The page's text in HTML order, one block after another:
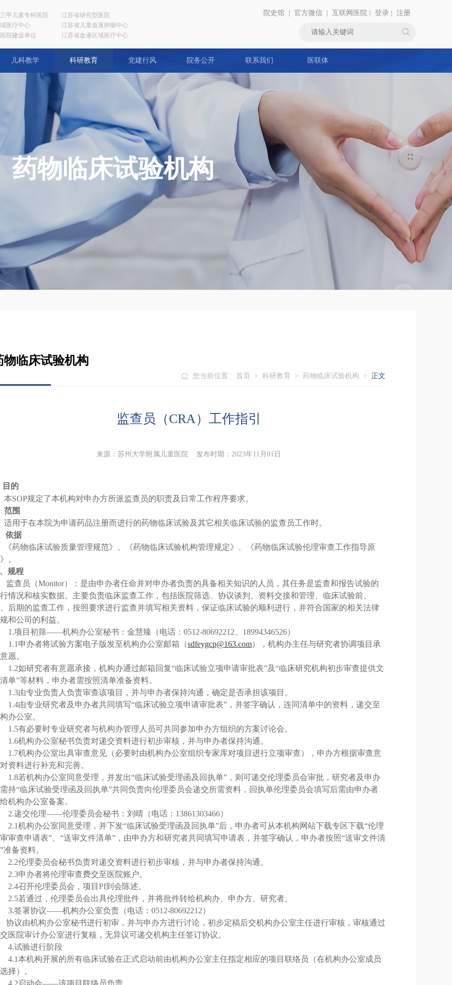
甲儿童专科医院
医疗中心
院建设单位
江苏省研究型医院
江苏省儿童血液肿瘤中心
江苏省血液区域医疗中心
院史馆 官方微信 互联网医院 登录 注册
儿科教学 科研教育 党建行风 院务公开 联系我们 医联体
药物临床试验机构
物临床试验机构
您当前位置 : 首页 > 科研教育 > 药物临床试验机构 > 正文
监查员（CRA）工作指引
来源：苏州大学附属儿童医院 发布时期：2023年11月01日
目的
本SOP规定了本机构对申办方所派监查员的职责及日常工作程序要求。
范围
适用于在本院为申请药品注册而进行的药物临床试验及其它相关临床试验的监查员工作时。
依据
《药物临床试验质量管理规范》、《药物临床试验机构管理规定》、《药物临床试验伦理审查工作指导原
。
规程
监查员（Monitor）：是由申办者任命并对申办者负责的具备相关知识的人员，其任务是监查和报告试验的
情况和核实数据。主要负责临床监查工作，包括医院筛选、协议谈判、资料交接和管理、临床试验前、
后期的监查工作，按照要求进行监查并填写相关资料，保证临床试验的顺利进行，并符合国家的相关法律
和公司的利益。
1.项目初筛——机构办公室秘书：金慧臻（电话： 0512-80692212 18994346526）
1.1 申办者将试验方案电子版发至机构办公室邮箱（sdfeygcp@163.com）， 机构办主任与研究者协调项目承
愿。
1.2如研究者有意愿承接，机构办通过邮箱回复“临床试验立项申请审批表”及“临床研究机构初步审查提供文
单”等材料，申办者需按照清单准备资料。
1.3由专业负责人负责审查该项目，并与申办者保持沟通，确定是否承担该项目。
1.4由专业研究者及申办者共同填写“临床试验立项申请审批表”，并签字确认，连同清单中的资料，递交至
办公室。
1.5有必要时专业研究者与机构办管理人员可共同参加申办方组织的方案讨论会。
1.6机构办公室秘书负责对递交资料进行初步审核，并与申办者保持沟通。
1.7机构办公室出具审查意见（必要时由机构办公室组织专家库对项目进行立项审查），申办方根据审查意
资料进行补充和完善。
1.8若机构办公室同意受理，并发出“临床试验受理函及回执单”，则可递交伦理委员会审批，研究者及申办
持“临床试验受理函及回执单”共同负责向伦理委员会递交所需资料，回执单伦理委员会填写后需由申办者
机构办公室备案。
2.递交伦理——伦理委员会秘书：刘晴（电话： 13861303466）
2.1机构办公室同意受理，并下发“临床试验受理函及回执单”后，申办者可从本机构网站下载专区下载“伦理
审查申请表”、“送审文件清单”，由申办方和研究者共同填写申请表，并签字确认，申办者按照“送审文件清
准备资料。
2.2伦理委员会秘书负责对递交资料进行初步审核，并与申办者保持沟通。
2.3申办者将伦理审查费交至医院账户。
2.4召开伦理委员会，项目 PI到会陈述。
2.5若通过，伦理委员会出具伦理批件，并将批件转给机构办、申办方、研究者。
3.签署协议——机构办公室负责（电话： 0512-80692212）
协议由机构办公室秘书进行初审，并与申办方进行讨论，初步定稿后交机构办公室主任进行审核，审核通过
医院审计办公室进行复核，无异议可递交机构主任签订协议。
4.试验进行阶段
4.1本机构开展的所有临床试验在正式启动前由机构办公室主任指定相应的项目联络员（在机构办公室成员
择）。
4.2 启动会——该项目联络员负责